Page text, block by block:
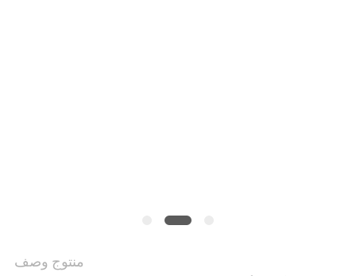
منتوج وصف